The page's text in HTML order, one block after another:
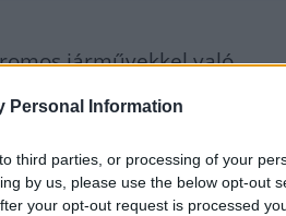
Personal Information
third parties, or processing of your
by us, please use the below opt-out
your opt-out request is processed
járművekkel való
részévé válik, a
bevezetése nemcsak a